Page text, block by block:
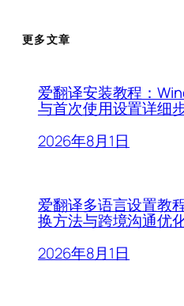
更多文章
爱翻译安装教程：
与首次使用设置详细
2026年8月1日
爱翻译多语言设置教
换方法与跨境沟通优
2026年8月1日